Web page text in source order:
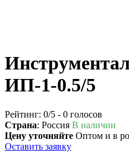
ИП-1-0.5/5
Рейтинг: 0/5 - 0 голосов
Страна: Россия В наличии
Цену уточняйте Оптом и в
Оставить заявку